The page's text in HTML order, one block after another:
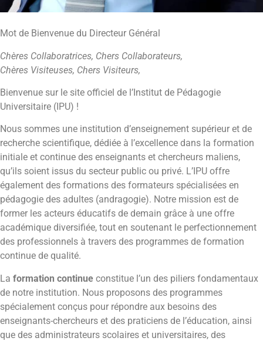
Mot de Bienvenue du Directeur Général
Chères Collaboratrices, Chers Collaborateurs,
Chères Visiteuses, Chers Visiteurs,
Bienvenue sur le site officiel de l’Institut de Pédagogie
Universitaire (IPU) !
Nous sommes une institution d’enseignement supérieur et de
recherche scientifique, dédiée à l’excellence dans la formation
initiale et continue des enseignants et chercheurs maliens,
qu’ils soient issus du secteur public ou privé. L’IPU offre
également des formations des formateurs spécialisées en
pédagogie des adultes (andragogie). Notre mission est de
former les acteurs éducatifs de demain grâce à une offre
académique diversifiée, tout en soutenant le perfectionnement
des professionnels à travers des programmes de formation
continue de qualité.
La formation continue constitue l’un des piliers fondamentaux
de notre institution. Nous proposons des programmes
spécialement conçus pour répondre aux besoins des
enseignants-chercheurs et des praticiens de l’éducation, ainsi
que des administrateurs scolaires et universitaires, des